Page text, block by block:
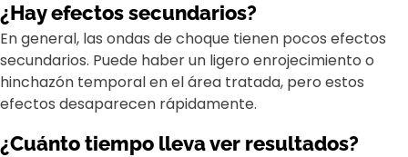
¿Hay efectos secundarios?
En general, las ondas de choque tienen pocos efectos
secundarios. Puede haber un ligero enrojecimiento o
hinchazón temporal en el área tratada, pero estos
efectos desaparecen rápidamente.
¿Cuánto tiempo lleva ver resultados?